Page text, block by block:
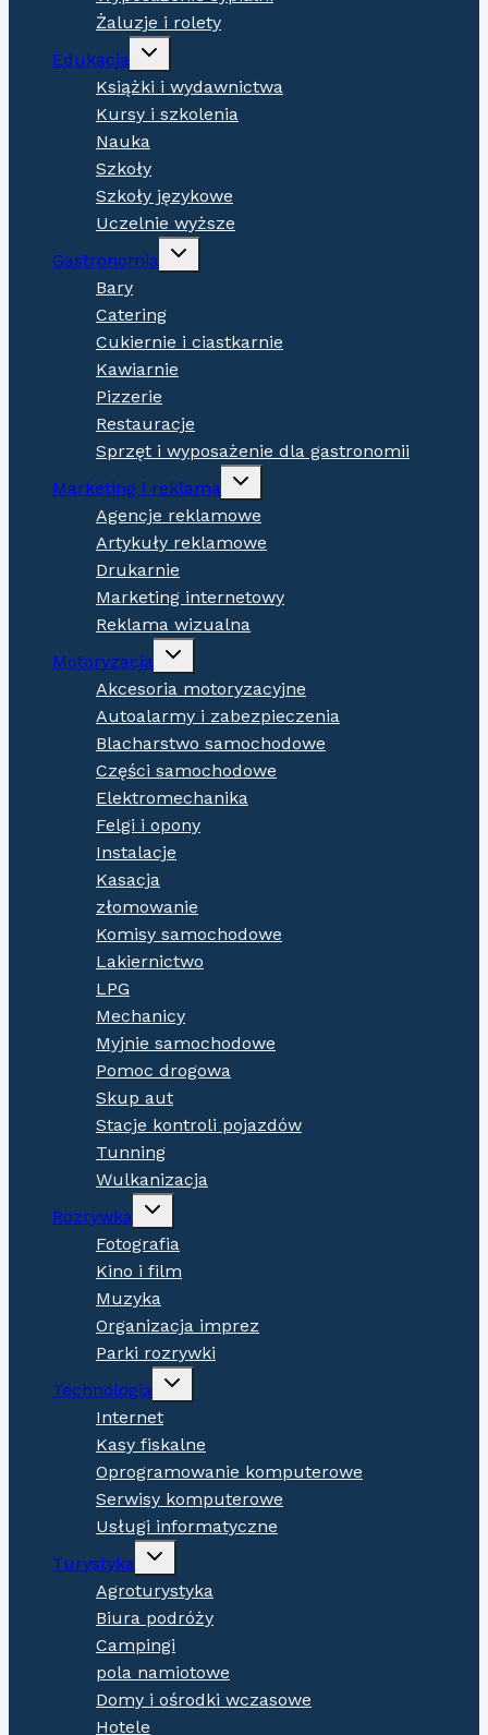
Żaluzje i rolety
Edukacja
Expand
menu
Książki i wydawnictwa
Kursy i szkolenia
Nauka
Szkoły
Szkoły językowe
Uczelnie wyższe
Gastronomia
Expand
Bary
Catering
Cukiernie i ciastkarnie
Kawiarnie
Pizzerie
Restauracje
Sprzęt i wyposażenie dla gastronomii
Marketing i reklama
Expand
Agencje reklamowe
Artykuły reklamowe
Drukarnie
Marketing internetowy
Reklama wizualna
Motoryzacja
Expand
menu
Akcesoria motoryzacyjne
Autoalarmy i zabezpieczenia
Blacharstwo samochodowe
Części samochodowe
Elektromechanika
Felgi i opony
Instalacje
Kasacja
złomowanie
Komisy samochodowe
Lakiernictwo
LPG
Mechanicy
Myjnie samochodowe
Pomoc drogowa
Skup aut
Stacje kontroli pojazdów
Tunning
Wulkanizacja
Rozrywka
Expand
menu
Fotografia
Kino i film
Muzyka
Organizacja imprez
Parki rozrywki
Technologia
Expand
menu
Internet
Kasy fiskalne
Oprogramowanie komputerowe
Serwisy komputerowe
Usługi informatyczne
Turystyka
Expand
Agroturystyka
Biura podróży
Campingi
pola namiotowe
Domy i ośrodki wczasowe
Hotele